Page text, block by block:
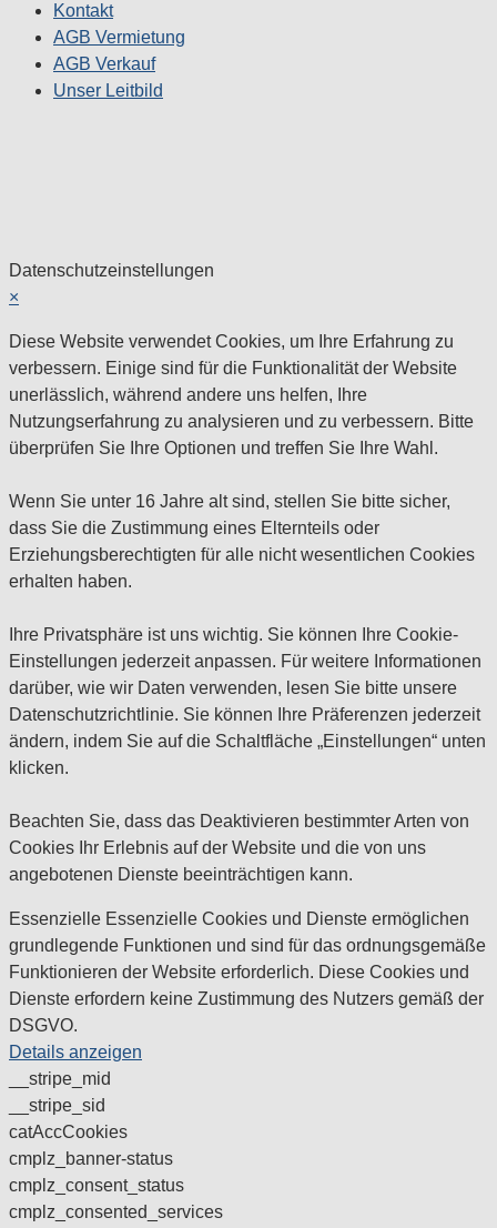
Kontakt
AGB Vermietung
AGB Verkauf
Unser Leitbild
Datenschutzeinstellungen
×
Diese Website verwendet Cookies, um Ihre Erfahrung zu
verbessern. Einige sind für die Funktionalität der Website
unerlässlich, während andere uns helfen, Ihre
Nutzungserfahrung zu analysieren und zu verbessern. Bitte
überprüfen Sie Ihre Optionen und treffen Sie Ihre Wahl.
Wenn Sie unter 16 Jahre alt sind, stellen Sie bitte sicher,
dass Sie die Zustimmung eines Elternteils oder
Erziehungsberechtigten für alle nicht wesentlichen Cookies
erhalten haben.
Ihre Privatsphäre ist uns wichtig. Sie können Ihre Cookie-
Einstellungen jederzeit anpassen. Für weitere Informationen
darüber, wie wir Daten verwenden, lesen Sie bitte unsere
Datenschutzrichtlinie. Sie können Ihre Präferenzen jederzeit
ändern, indem Sie auf die Schaltfläche „Einstellungen“ unten
klicken.
Beachten Sie, dass das Deaktivieren bestimmter Arten von
Cookies Ihr Erlebnis auf der Website und die von uns
angebotenen Dienste beeinträchtigen kann.
Essenzielle Essenzielle Cookies und Dienste ermöglichen
grundlegende Funktionen und sind für das ordnungsgemäße
Funktionieren der Website erforderlich. Diese Cookies und
Dienste erfordern keine Zustimmung des Nutzers gemäß der
DSGVO.
Details anzeigen
__stripe_mid
__stripe_sid
catAccCookies
cmplz_banner-status
cmplz_consent_status
cmplz_consented_services